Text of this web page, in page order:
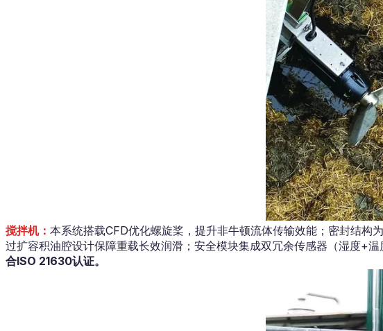
搅拌机： 本系统搭载CFD优化螺旋桨，提升非牛顿流体传输效能；密封结
过扩容积油腔设计保障重载长效润滑；安全模块集成双冗余传感器（湿度+
合ISO 21630认证。